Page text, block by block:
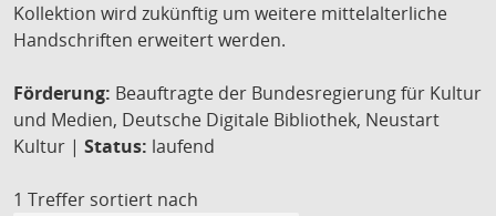
Kollektion wird zukünftig um weitere mittelalterliche
Handschriften erweitert werden.
Förderung: Beauftragte der Bundesregierung für Kultur
und Medien, Deutsche Digitale Bibliothek, Neustart
Kultur | Status: laufend
1 Treffer sortiert nach